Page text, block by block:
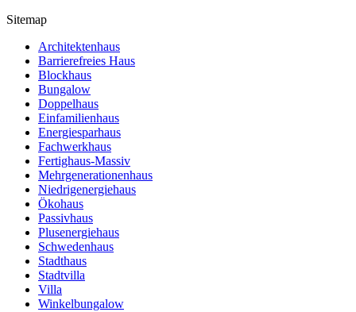
Sitemap
Architektenhaus
Barrierefreies Haus
Blockhaus
Bungalow
Doppelhaus
Einfamilienhaus
Energiesparhaus
Fachwerkhaus
Fertighaus-Massiv
Mehrgenerationenhaus
Niedrigenergiehaus
Ökohaus
Passivhaus
Plusenergiehaus
Schwedenhaus
Stadthaus
Stadtvilla
Villa
Winkelbungalow